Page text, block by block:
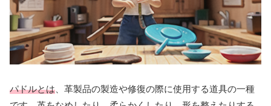
パドルとは 、革製品の製造や修復の際に使用する道具の一種